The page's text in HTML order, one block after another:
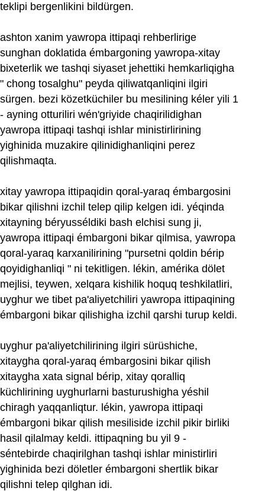
teklipi bergenlikini bildürgen.
ashton xanim yawropa ittipaqi rehberlirige
sunghan doklatida émbargoning yawropa-xitay
bixeterlik we tashqi siyaset jehettiki hemkarliqigha
" chong tosalghu" peyda qiliwatqanliqini ilgiri
sürgen. bezi közetküchiler bu mesilining kéler yili 1
yawropa ittipaqi tashqi ishlar ministirlirining
yighinida muzakire qilinidighanliqini perez
qilishmaqta.
xitay yawropa ittipaqidin qoral-yaraq émbargosini
bikar qilishni izchil telep qilip kelgen idi. yéqinda
xitayning béryusséldiki bash elchisi sung ji,
yawropa ittipaqi émbargoni bikar qilmisa, yawropa
qoral-yaraq karxanilirining "pursetni qoldin bérip
qoyidighanliqi " ni tekitligen. lékin, amérika dölet
mejlisi, teywen, xelqara kishilik hoquq teshkilatliri,
uyghur we tibet pa'aliyetchiliri yawropa ittipaqining
émbargoni bikar qilishigha izchil qarshi turup keldi.
uyghur pa'aliyetchilirining ilgiri sürüshiche,
xitaygha qoral-yaraq émbargosini bikar qilish
xitaygha xata signal bérip, xitay qoralliq
küchlirining uyghurlarni basturushigha yéshil
chiragh yaqqanliqtur. lékin, yawropa ittipaqi
émbargoni bikar qilish mesiliside izchil pikir birliki
hasil qilalmay keldi. ittipaqning bu yil 9 ‏-
séntebirde chaqirilghan tashqi ishlar ministirliri
yighinida bezi döletler émbargoni shertlik bikar
qilishni telep qilghan idi.